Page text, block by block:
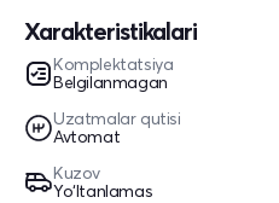
Xarakteristikalari
Komplektatsiya
Belgilanmagan
Uzatmalar qutisi
Avtomat
Kuzov
Yo‘ltanlamas